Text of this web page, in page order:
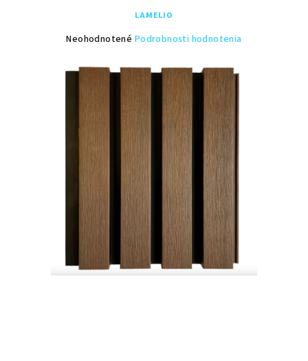
LAMELIO
Priemerné
produktu
hviezdičiek.
Neohodnotené Podrobnosti hodnotenia